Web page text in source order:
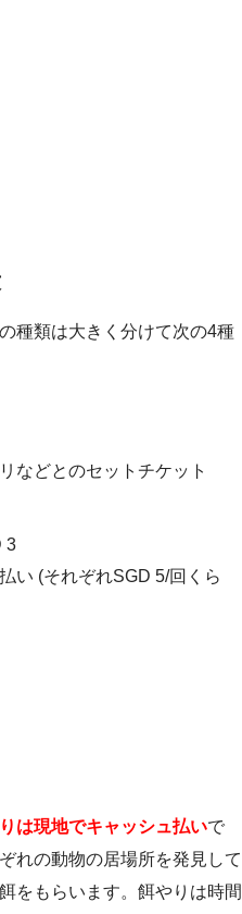
種類は大きく分けて次の4種
などとのセットチケット
3
い (それぞれSGD 5/回くら
は現地でキャッシュ払いで
れの動物の居場所を発見して
をもらいます。餌やりは時間